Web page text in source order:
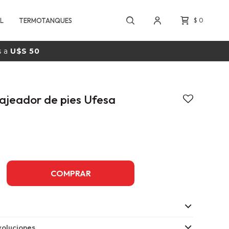
TERMOTANQUES $ 0
a U$S 50
de pies Ufesa
COMPRAR